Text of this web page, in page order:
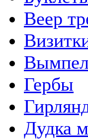
Веер
Гербы
Дудка